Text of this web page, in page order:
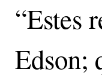
“Estes
Edson;